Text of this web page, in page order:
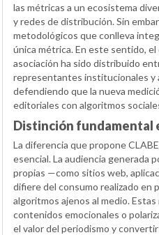
las métricas a un ecosistema
y redes de distribución. Sin
metodológicos que conlleva
única métrica. En este sentido,
asociación ha sido distribuido
representantes institucionales y
defendiendo que la nueva
editoriales con algoritmos
Distinción fundamental
La diferencia que propone
esencial. La audiencia generada
propias —como sitios web,
difiere del consumo realizado en
algoritmos ajenos al medio.
contenidos emocionales o
el valor del periodismo y